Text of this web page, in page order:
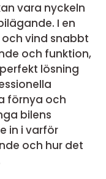
vara nyckeln
I en
vind snabbt
och funktion,
lösning
förnya och
bilens
in i varför
och hur det